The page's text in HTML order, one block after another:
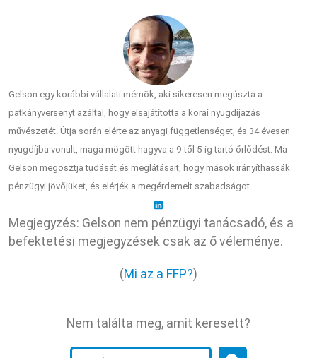
Gelson egy korábbi vállalati mérnök, aki sikeresen megúszta a
patkányversenyt azáltal, hogy elsajátította a korai nyugdíjazás
művészetét. Útja során elérte az anyagi függetlenséget, és 34 évesen
nyugdíjba vonult, maga mögött hagyva a 9-től 5-ig tartó őrlődést. Ma
Gelson megosztja tudását és meglátásait, hogy mások irányíthassák
pénzügyi jövőjüket, és elérjék a megérdemelt szabadságot.
Megjegyzés: Gelson nem pénzügyi tanácsadó, és a
befektetési megjegyzések csak az ő véleménye.
(Mi az a FFP?)
Nem találta meg, amit keresett?